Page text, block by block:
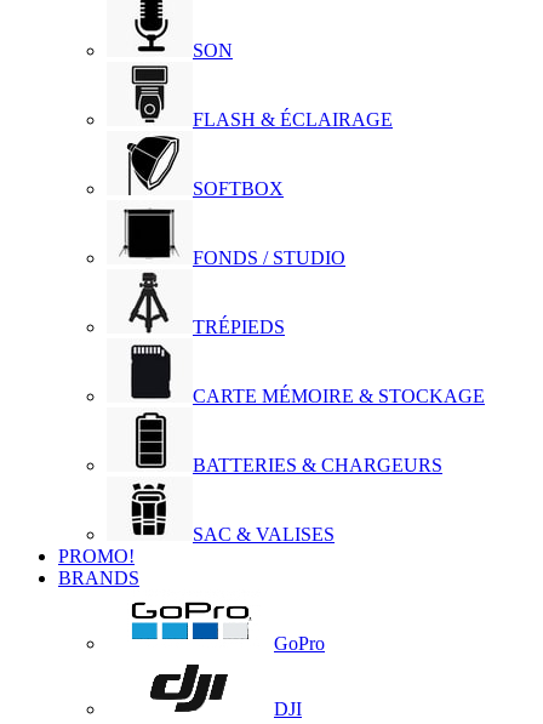
SON
FLASH & ÉCLAIRAGE
SOFTBOX
FONDS / STUDIO
TRÉPIEDS
CARTE MÉMOIRE & STOCKAGE
BATTERIES & CHARGEURS
SAC & VALISES
PROMO!
BRANDS
GoPro
DJI